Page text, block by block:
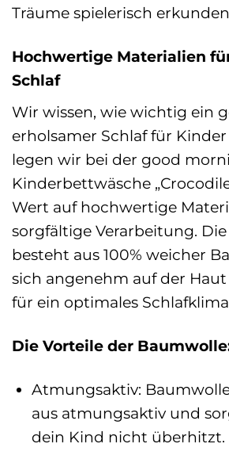
Träume spielerisch
Hochwertige Materialien
Schlaf
Wir wissen, wie wichtig ein
erholsamer Schlaf für
legen wir bei der good
Kinderbettwäsche
Wert auf hochwertige
sorgfältige Verarbeitung.
besteht aus 100% weicher
sich angenehm auf der
für ein optimales
Die Vorteile der
Atmungsaktiv:
aus atmungsaktiv und
dein Kind nicht überhitzt.